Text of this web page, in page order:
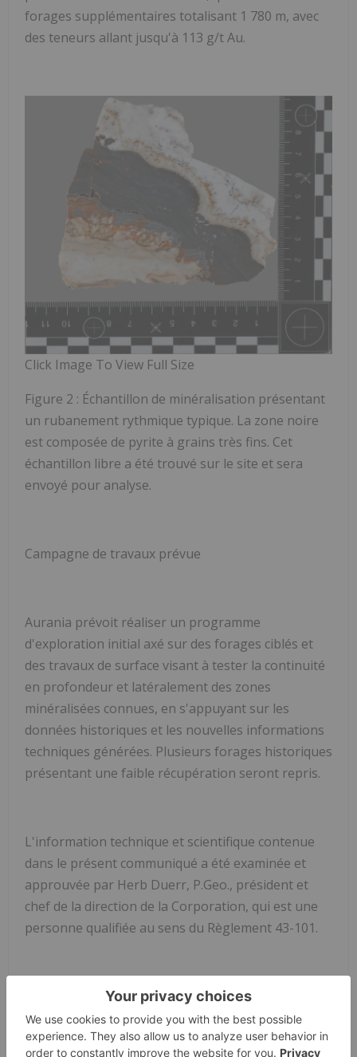
forages supplémentaires totalisant 1 780 m, avec
des teneurs allant jusqu'à 113 g/t Au.
Click Image To View Full Size
Figure 2 : Échantillon de minéralisation présentant
un rubanement rythmique typique. La zone noire
est composée de pyrite à grains très fins. Cet
échantillon libre a été trouvé sur le site et sera
envoyé pour analyse.
Campagne de travaux prévue
Aurania prévoit réaliser un programme
d'exploration initial axé sur des forages ciblés et
des travaux de surface visant à tester la continuité
en profondeur et latéralement des zones
minéralisées connues, en s'appuyant sur les
données historiques et les nouvelles informations
techniques générées. Plusieurs forages historiques
présentant une faible récupération seront repris.
L'information technique et scientifique contenue
dans le présent communiqué a été examinée et
approuvée par Herb Duerr, P.Geo., président et
chef de la direction de la Corporation, qui est une
personne qualifiée au sens du Règlement 43-101.
AU NOM DU CONSEIL D'ADMINISTRATION
Neha Tally, Secrétaire corporative